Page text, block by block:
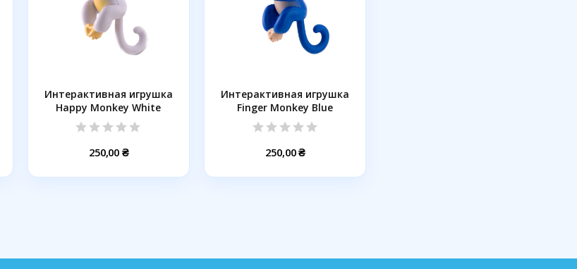
Интерактивная игрушка
Happy Monkey White
250,00 ₴
Интерактивная игрушка
Finger Monkey Blue
250,00 ₴